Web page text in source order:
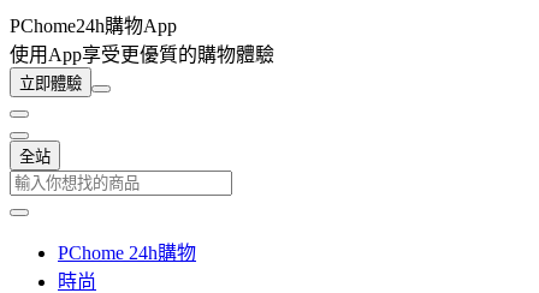
PChome24h購物App
使用App享受更優質的購物體驗
立即體驗
全站
PChome 24h購物
時尚